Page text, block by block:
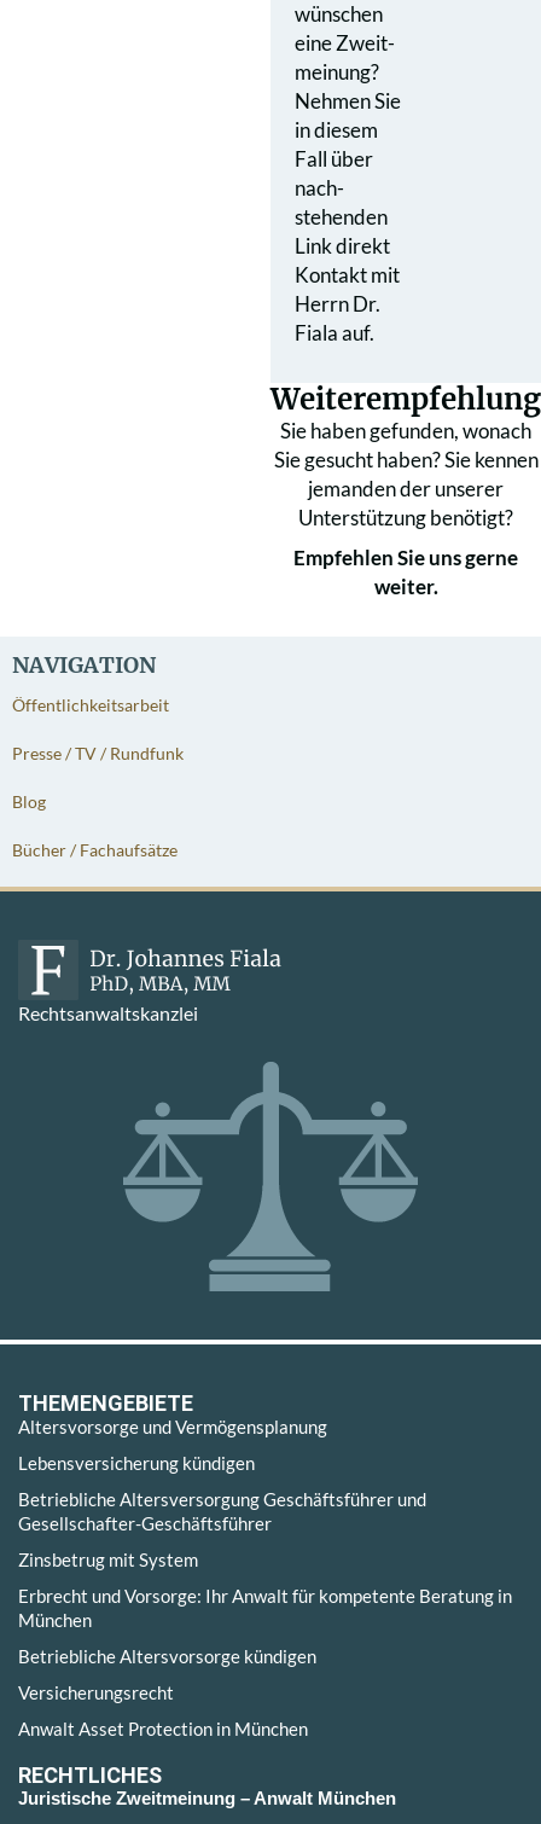
NAVIGATION
Öffentlichkeitsarbeit
Presse / TV / Rundfunk
Blog
Bücher / Fachaufsätze
wünschen
eine Zweit­
meinung?
Nehmen Sie
in diesem
Fall über
nach­
stehenden
Link direkt
Kontakt mit
Herrn Dr.
Fiala auf.
Weiterempfehlung
Sie haben gefunden, wonach
Sie gesucht haben? Sie kennen
jemanden der unserer
Unterstützung benötigt?
Empfehlen Sie uns gerne
weiter.
Rechtsanwaltskanzlei
THEMENGEBIETE
Altersvorsorge und Vermögensplanung
Lebensversicherung kündigen
Betriebliche Altersversorgung Geschäftsführer und
Gesellschafter-Geschäftsführer
Zinsbetrug mit System
Erbrecht und Vorsorge: Ihr Anwalt für kompetente Beratung in
München
Betriebliche Altersvorsorge kündigen
Versicherungsrecht
Anwalt Asset Protection in München
RECHTLICHES
Juristische Zweitmeinung – Anwalt München